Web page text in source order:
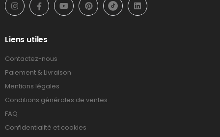
Liens utiles
Contactez-nous
Paiement & Livraison
Mentions légales
Conditions générales de ventes
FAQ
Confidentialité et cookies